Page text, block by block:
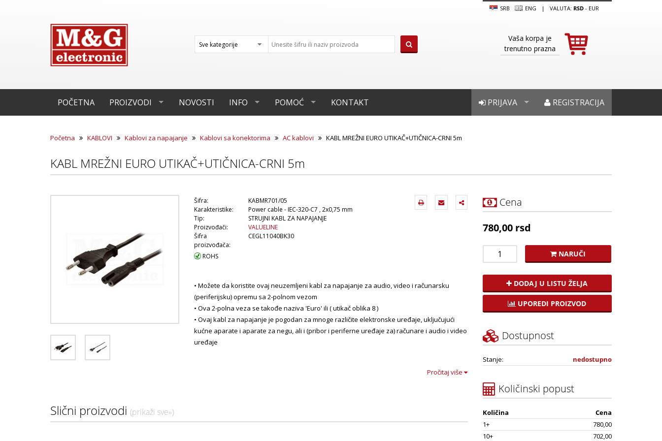
SRB ENG | VALUTA: RSD- EUR
Vaša korpa je
trenutno prazna
POČETNA PROIZVODI NOVOSTI INFO POMOĆ KONTAKT REGISTRACIJA
PRIJAVA
Početna KABLOVI Kablovi za napajanje Kablovi sa konektorima AC kablovi KABL MREŽNI EURO UTIKAČ+UTIČNICA-CRNI 5m
KABL MREŽNI EURO UTIKAČ+UTIČNICA-CRNI 5m
Šifra:
KABMR701/05
Karakteristike:
Power cable - IEC-320-C7 , 2x0,75 mm
Tip:
STRUJNI KABL ZA NAPAJANJE
Proizvođači:
VALUELINE
Šifra
proizvođača:
CEGL11040BK30
ROHS
• Možete da koristite ovaj neuzemljeni kabl za napajanje za audio, video i računarsku
(periferijsku) opremu sa 2-polnom vezom
• Ova 2-polna veza se takođe naziva 'Euro' ili ( utikač oblika 8 )
• Ovaj kabl za napajanje je pogodan za mnoge različite elektronske uređaje, uključujući
kućne aparate i aparate za negu, ali i (pribor i periferne uređaje za) računare i audio i video
uređaje
• Materijal omotača kablova : PVC
Pročitaj više
Slični proizvodi (prikaži sve»)
Cena
780,00 rsd
NARUČI
DODAJ U LISTU ŽELJA
UPOREDI PROIZVOD
Dostupnost
Stanje: nedostupno
Količinski popust
Količina
Cena
1+
780,00
10+
702,00